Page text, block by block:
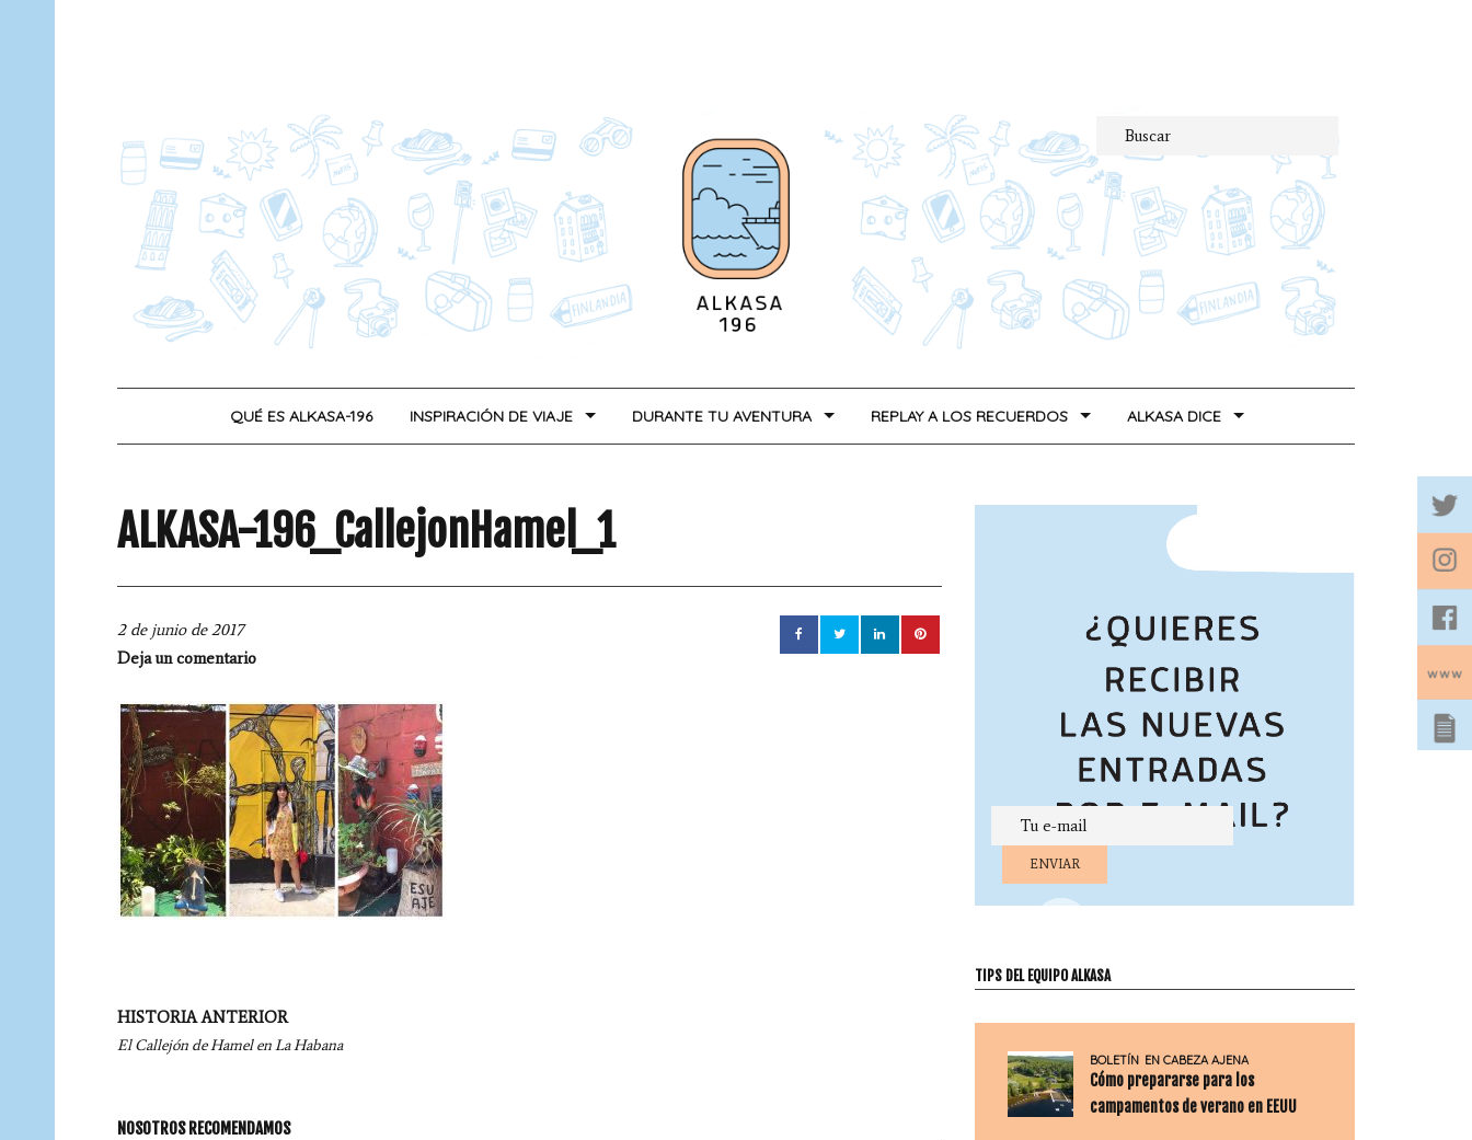
QUÉ ES ALKASA-196 INSPIRACIÓN DE VIAJE DURANTE TU AVENTURA REPLAY A LOS RECUERDOS ALKASA DICE
ALKASA-196_CallejonHamel_1
2 de junio de 2017
Deja un comentario
Navegación
por
HISTORIA ANTERIOR
El Callejón de Hamel en La Habana
NOSOTROS RECOMENDAMOS
TIPS DEL EQUIPO ALKASA
BOLETÍN EN CABEZA AJENA
Cómo prepararse para los
campamentos de verano en EEUU